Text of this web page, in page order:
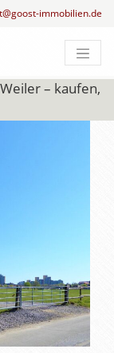
immobilien.de
– kaufen,